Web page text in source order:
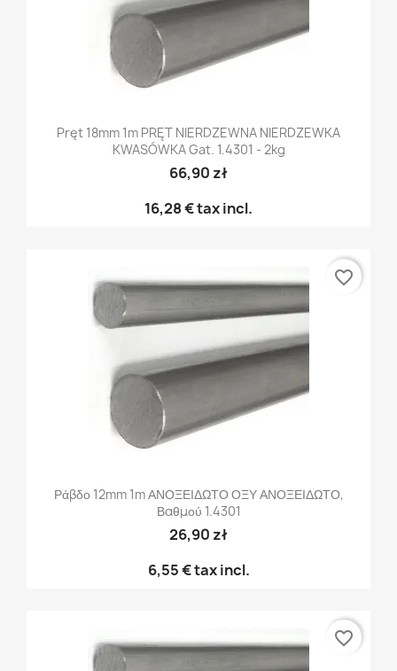
Pręt 18mm 1m PRĘT NIERDZEWNA NIERDZEWKA
KWASÓWKA Gat. 1.4301 - 2kg
66,90 zł
16,28 €tax incl.
Ράβδο 12mm 1m ΑΝΟΞΕΙΔΩΤΟ ΟΞΥ ΑΝΟΞΕΙΔΩΤΟ,
Βαθμού 1.4301
26,90 zł
6,55 €tax incl.
favorite_border
favorite_border